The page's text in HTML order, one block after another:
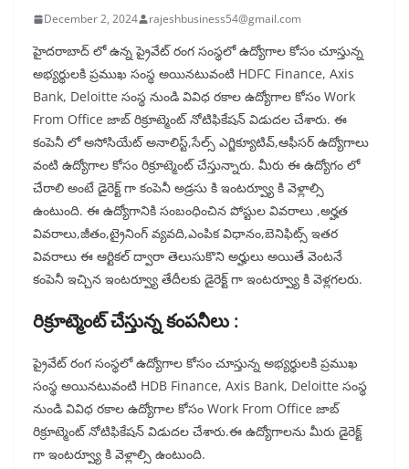
December 2, 2024 rajeshbusiness54@gmail.com
హైదరాబాద్ లో ఉన్న ప్రైవేట్ రంగ సంస్థలో ఉద్యోగాల కోసం చూస్తున్న
అభ్యర్థులకి ప్రముఖ సంస్థ అయినటువంటి HDFC Finance, Axis
Bank, Deloitte సంస్థ నుండి వివిధ రకాల ఉద్యోగాల కోసం Work
From Office జాబ్ రిక్రూట్మెంట్ నోటిఫికేషన్ విడుదల చేశారు. ఈ
కంపెనీ లో అసోసియేట్ అనాలిస్ట్,సేల్స్ ఎగ్జిక్యూటివ్,ఆఫీసర్ ఉద్యోగాలు
వంటి ఉద్యోగాల కోసం రిక్రూట్మెంట్ చేస్తున్నారు. మీరు ఈ ఉద్యోగం లో
చేరాలి అంటే డైరెక్ట్ గా కంపెనీ అడ్రసు కి ఇంటర్వ్యూ కి వెళ్లాల్సి
ఉంటుంది. ఈ ఉద్యోగానికి సంబంధించిన పోస్టుల వివరాలు ,అర్హత
వివరాలు,జీతం,ట్రైనింగ్ వ్యవది,ఎంపిక విధానం,బెనిఫిట్స్ ఇతర
వివరాలు ఈ ఆర్టికల్ ద్వారా తెలుసుకొని అర్హులు అయితే వెంటనే
కంపెనీ ఇచ్చిన ఇంటర్వ్యూ తేదీలకు డైరెక్ట్ గా ఇంటర్వ్యూ కి వెళ్లగలరు.
రిక్రూట్మెంట్ చేస్తున్న కంపనీలు :
ప్రైవేట్ రంగ సంస్థలో ఉద్యోగాల కోసం చూస్తున్న అభ్యర్థులకి ప్రముఖ
సంస్థ అయినటువంటి HDB Finance, Axis Bank, Deloitte సంస్థ
నుండి వివిధ రకాల ఉద్యోగాల కోసం Work From Office జాబ్
రిక్రూట్మెంట్ నోటిఫికేషన్ విడుదల చేశారు.ఈ ఉద్యోగాలను మీరు డైరెక్ట్
గా ఇంటర్వ్యూ కి వెళ్లాల్సి ఉంటుంది.